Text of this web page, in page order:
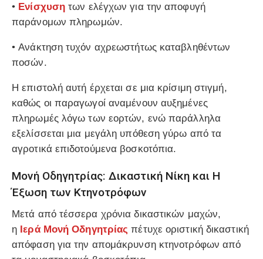
• Ενίσχυση των ελέγχων για την αποφυγή
παράνομων πληρωμών.
• Ανάκτηση τυχόν αχρεωστήτως καταβληθέντων
ποσών.
Η επιστολή αυτή έρχεται σε μια κρίσιμη στιγμή,
καθώς οι παραγωγοί αναμένουν αυξημένες
πληρωμές λόγω των εορτών, ενώ παράλληλα
εξελίσσεται μια μεγάλη υπόθεση γύρω από τα
αγροτικά επιδοτούμενα βοσκοτόπια.
Μονή Οδηγητρίας: Δικαστική Νίκη και Η
Έξωση των Κτηνοτρόφων
Μετά από τέσσερα χρόνια δικαστικών μαχών,
η Ιερά Μονή Οδηγητρίας πέτυχε οριστική δικαστική
απόφαση για την απομάκρυνση κτηνοτρόφων από